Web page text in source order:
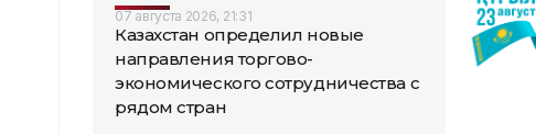
07 августа 2026, 21:31
Казахстан определил новые
направления торгово-
экономического сотрудничества с
рядом стран